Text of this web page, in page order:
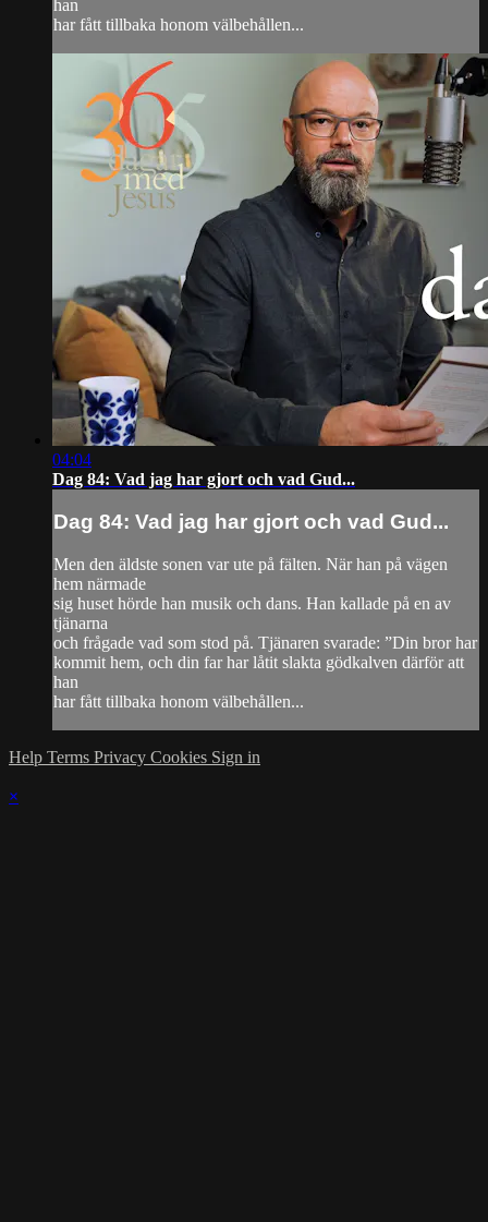
han
har fått tillbaka honom välbehållen...
04:04
Dag 84: Vad jag har gjort och vad Gud...
Dag 84: Vad jag har gjort och vad Gud...
Men den äldste sonen var ute på fälten. När han på vägen
hem närmade
sig huset hörde han musik och dans. Han kallade på en av
tjänarna
och frågade vad som stod på. Tjänaren svarade: ”Din bror har
kommit hem, och din far har låtit slakta gödkalven därför att
han
har fått tillbaka honom välbehållen...
Help Terms Privacy Cookies Sign in
×